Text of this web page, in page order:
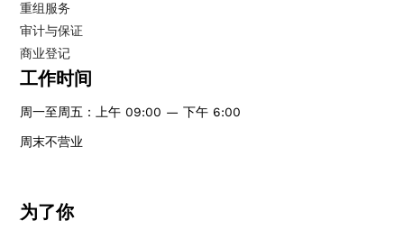
重组服务
审计与保证
商业登记
工作时间
周一至周五：上午 09:00 — 下午 6:00
周末不营业
为了你